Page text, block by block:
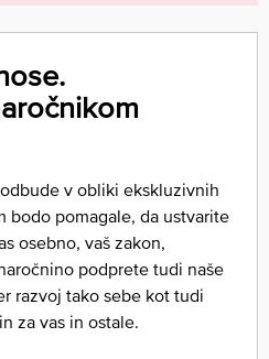
v obliki ekskluzivnih
bodo pomagale, da ustvarite
osebno, vaš zakon,
podprete tudi naše
razvoj tako sebe kot tudi
za vas in ostale.